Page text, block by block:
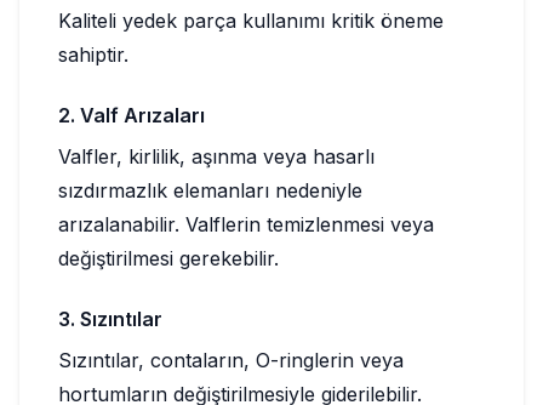
Kaliteli yedek parça kullanımı kritik öneme
sahiptir.
2. Valf Arızaları
Valfler, kirlilik, aşınma veya hasarlı
sızdırmazlık elemanları nedeniyle
arızalanabilir. Valflerin temizlenmesi veya
değiştirilmesi gerekebilir.
3. Sızıntılar
Sızıntılar, contaların, O-ringlerin veya
hortumların değiştirilmesiyle giderilebilir.